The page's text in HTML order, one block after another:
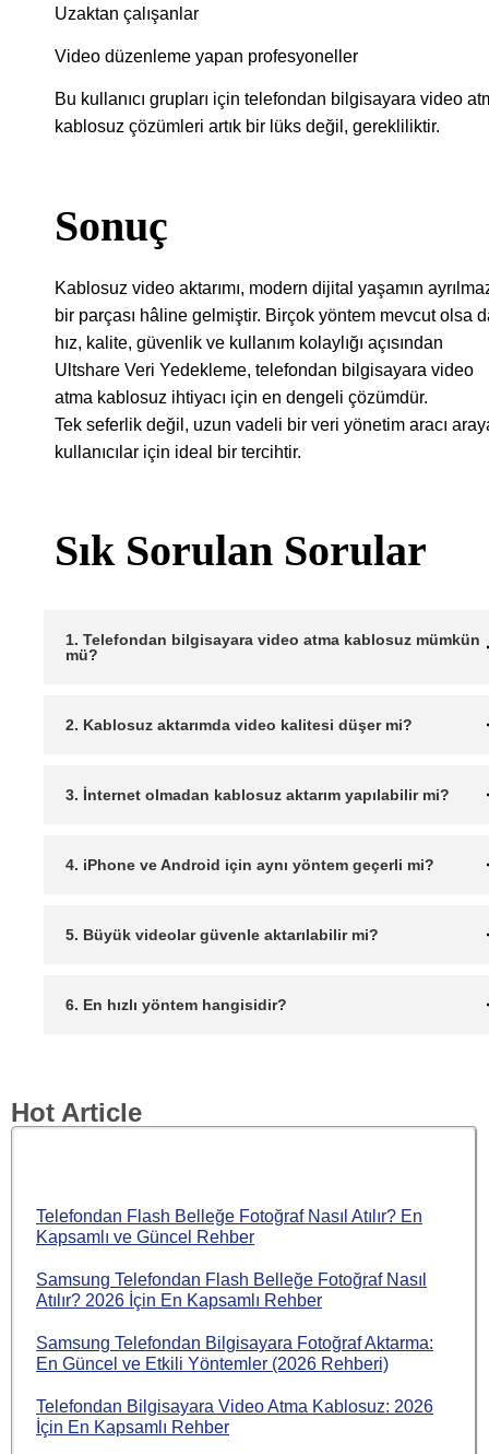
Uzaktan çalışanlar
Video düzenleme yapan profesyoneller
Bu kullanıcı grupları için telefondan bilgisayara video
kablosuz çözümleri artık bir lüks değil, gerekliliktir.
Sonuç
Kablosuz video aktarımı, modern dijital yaşamın
bir parçası hâline gelmiştir. Birçok yöntem mevcut olsa
hız, kalite, güvenlik ve kullanım kolaylığı açısından
Ultshare Veri Yedekleme, telefondan bilgisayara video
atma kablosuz ihtiyacı için en dengeli çözümdür.
Tek seferlik değil, uzun vadeli bir veri yönetim aracı
kullanıcılar için ideal bir tercihtir.
Sık Sorulan Sorular
1. Telefondan bilgisayara video atma kablosuz mümkün
mü?
2. Kablosuz aktarımda video kalitesi düşer mi?
3. İnternet olmadan kablosuz aktarım yapılabilir mi?
4. iPhone ve Android için aynı yöntem geçerli mi?
5. Büyük videolar güvenle aktarılabilir mi?
6. En hızlı yöntem hangisidir?
Hot Article
Telefondan Flash Belleğe Fotoğraf Nasıl Atılır? En
Kapsamlı ve Güncel Rehber
Samsung Telefondan Flash Belleğe Fotoğraf Nasıl
Atılır? 2026 İçin En Kapsamlı Rehber
Samsung Telefondan Bilgisayara Fotoğraf Aktarma:
En Güncel ve Etkili Yöntemler (2026 Rehberi)
Telefondan Bilgisayara Video Atma Kablosuz: 2026
İçin En Kapsamlı Rehber